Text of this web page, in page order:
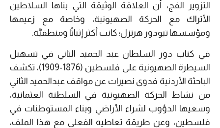
التزوير الفج، أن العلاقة الوثيقة التي بناها السلاطين
الأتراك مع الحركة الصهيونية، وخاصة مع زعيمها
ومؤسسها تيودور هرتزل؛ كانت أكثر إثباتًا ومنطقيَّة.
في كتاب دور السلطان عبد الحميد الثاني في تسهيل
السيطرة الصهيونية على فلسطين (1876-1909)، تكشف
الباحثة الأردنية فدوى نصيرات عن مواقف عبدالحميد الثاني
من نشاط الحركة الصهيونية في السلطنة العثمانية،
وسعيها الدؤوب لشراء الأراضي وبناء المستوطنات في
فلسطين، وعن طريقة تعاطيه الفعلي مع هذا الملف،